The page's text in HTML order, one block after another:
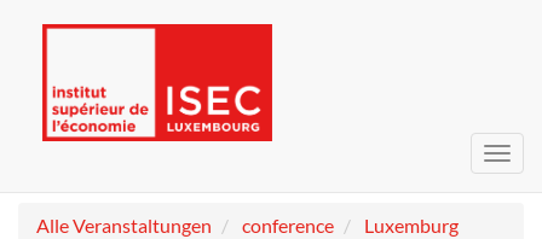
Alle Veranstaltungen
conference
Luxemburg